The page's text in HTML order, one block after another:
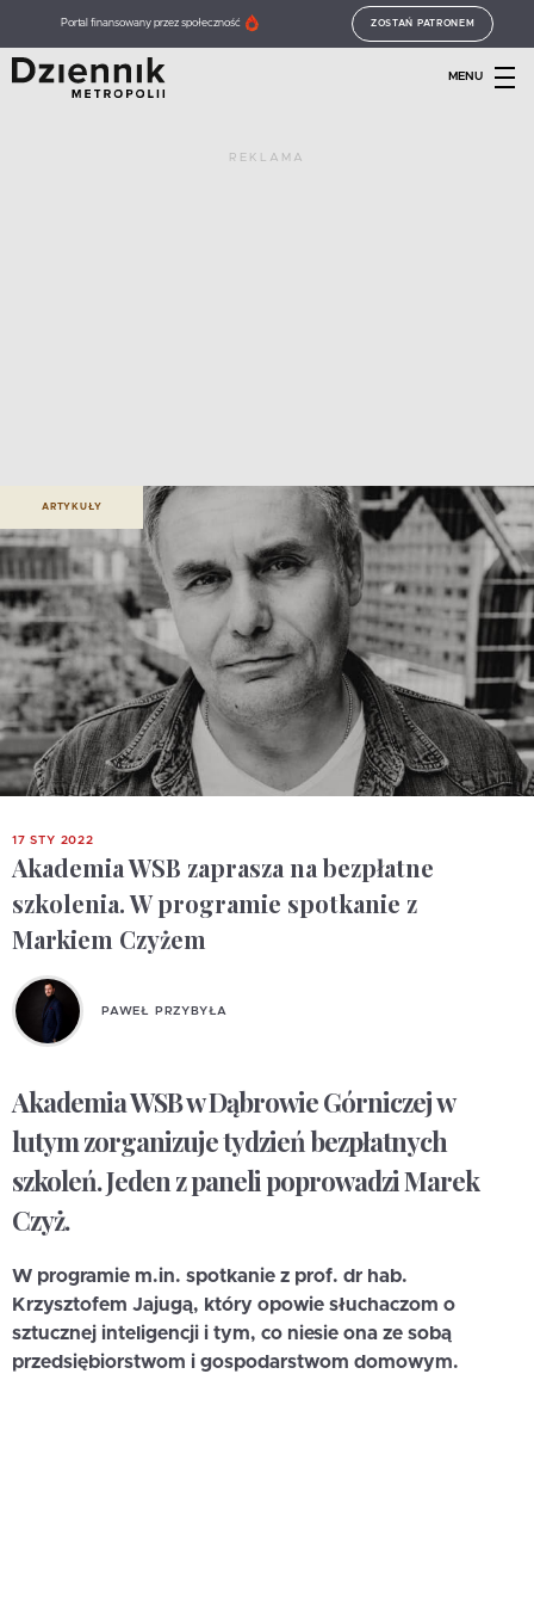
Portal finansowany przez społeczność ZOSTAŃ PATRONEM
MENU
REKLAMA
ARTYKUŁY
17 STY 2022
Akademia WSB zaprasza na bezpłatne
szkolenia. W programie spotkanie z
Markiem Czyżem
PAWEŁ PRZYBYŁA
Akademia WSB w Dąbrowie Górniczej w
lutym zorganizuje tydzień bezpłatnych
szkoleń. Jeden z paneli poprowadzi Marek
Czyż.
W programie m.in. spotkanie z prof. dr hab.
Krzysztofem Jajugą, który opowie słuchaczom o
sztucznej inteligencji i tym, co niesie ona ze sobą
przedsiębiorstwom i gospodarstwom domowym.